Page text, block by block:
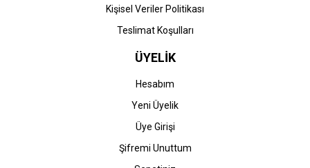
Kişisel Veriler Politikası
Teslimat Koşulları
ÜYELİK
Hesabım
Yeni Üyelik
Üye Girişi
Şifremi Unuttum